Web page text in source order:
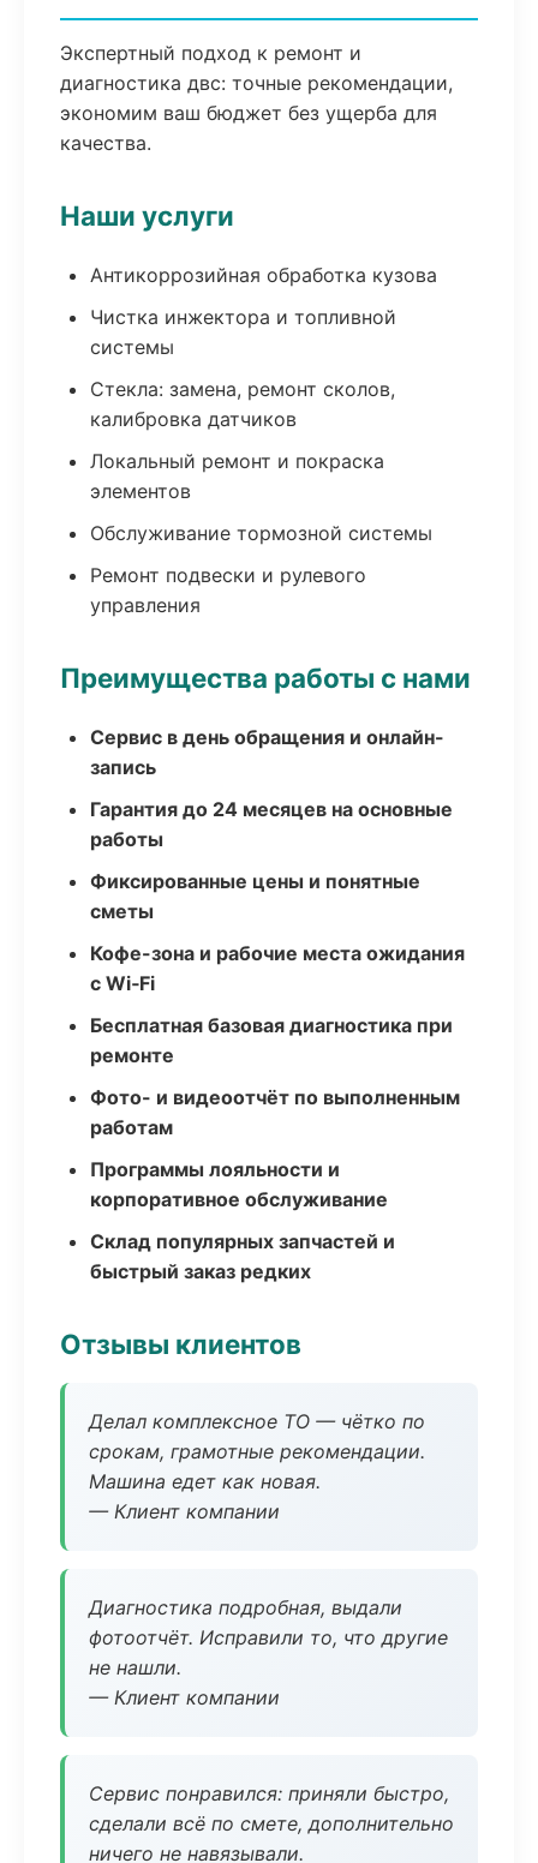
Экспертный подход к ремонт и
диагностика двс: точные рекомендации,
экономим ваш бюджет без ущерба для
качества.
Наши услуги
Антикоррозийная обработка кузова
Чистка инжектора и топливной
системы
Стекла: замена, ремонт сколов,
калибровка датчиков
Локальный ремонт и покраска
элементов
Обслуживание тормозной системы
Ремонт подвески и рулевого
управления
Преимущества работы с нами
Сервис в день обращения и онлайн-
запись
Гарантия до 24 месяцев на основные
работы
Фиксированные цены и понятные
сметы
Кофе-зона и рабочие места ожидания
с Wi‑Fi
Бесплатная базовая диагностика при
ремонте
Фото- и видеоотчёт по выполненным
работам
Программы лояльности и
корпоративное обслуживание
Склад популярных запчастей и
быстрый заказ редких
Отзывы клиентов
Делал комплексное ТО — чётко по
срокам, грамотные рекомендации.
Машина едет как новая.
— Клиент компании
Диагностика подробная, выдали
фотоотчёт. Исправили то, что другие
не нашли.
— Клиент компании
Сервис понравился: приняли быстро,
сделали всё по смете, дополнительно
ничего не навязывали.